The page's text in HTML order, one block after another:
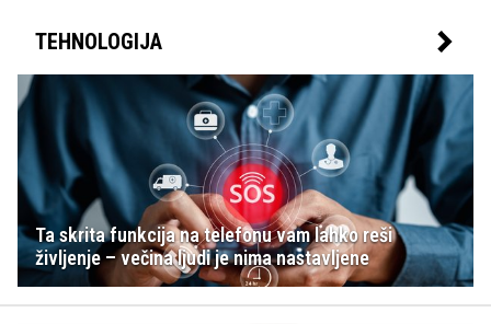
TEHNOLOGIJA
Ta skrita funkcija na telefonu vam lahko reši
življenje – večina ljudi je nima nastavljene